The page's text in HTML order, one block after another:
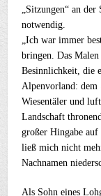
„Sitzungen“ an
notwendig.
„Ich war immer
bringen. Das
Besinnlichkeit, die
Alpenvorland: dem
Wiesentäler und
Landschaft
großer Hingabe auf
ließ mich nicht
Nachnamen
Als Sohn eines